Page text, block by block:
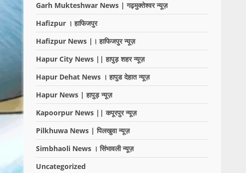
Garh Mukteshwar News | गढ़मुक्तेश्वर न्यूज़
Hafizpur । हाफिजपुर
Hafizpur News |। हाफिजपुर न्यूज़
Hapur City News || हापुड़ शहर न्यूज़
Hapur Dehat News । हापुड देहात न्यूज़
Hapur News | हापुड़ न्यूज़
Kapoorpur News || कपूरपुर न्यूज़
Pilkhuwa News | पिलखुवा न्यूज़
Simbhaoli News । सिंभावली न्यूज़
Uncategorized